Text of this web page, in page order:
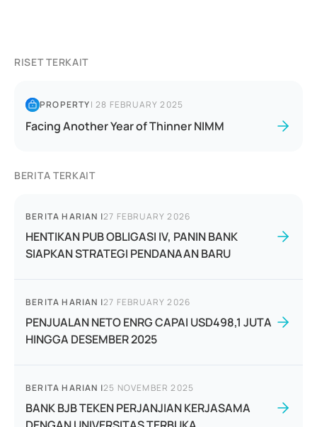
RISET TERKAIT
PROPERTY|28 FEBRUARY 2025
Facing Another Year of Thinner NIMM
BERITA TERKAIT
BERITA HARIAN |27 FEBRUARY 2026
HENTIKAN PUB OBLIGASI IV, PANIN BANK
SIAPKAN STRATEGI PENDANAAN BARU
BERITA HARIAN |27 FEBRUARY 2026
PENJUALAN NETO ENRG CAPAI USD498,1 JUTA
HINGGA DESEMBER 2025
BERITA HARIAN |25 NOVEMBER 2025
BANK BJB TEKEN PERJANJIAN KERJASAMA